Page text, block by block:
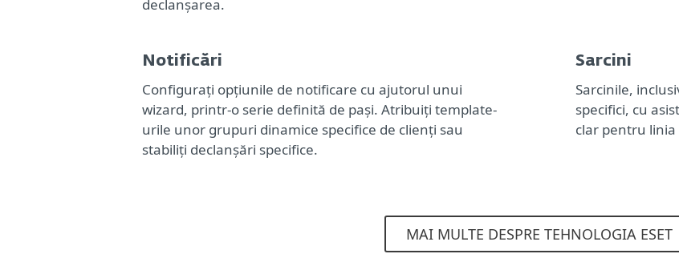
declanșarea.
Notificări
Configurați opțiunile de notificare cu ajutorul unui
wizard, printr-o serie definită de pași. Atribuiți template-
urile unor grupuri dinamice specifice de clienți sau
stabiliți declanșări specifice.
Sarcini
Sarcinile,
specifici, cu
clar pentru linia
MAI MULTE DESPRE TEHNOLOGIA ESET